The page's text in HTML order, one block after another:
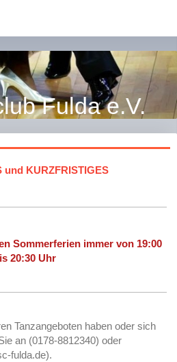
Fulda e.V.
und KURZFRISTIGES
Sommerferien immer von 19:00
20:30 Uhr
Tanzangeboten haben oder sich
an (0178-8812340) oder
fulda.de).